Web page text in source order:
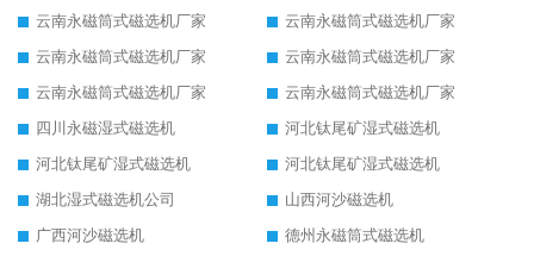
云南永磁筒式磁选机厂家
云南永磁筒式磁选机厂家
云南永磁筒式磁选机厂家
云南永磁筒式磁选机厂家
云南永磁筒式磁选机厂家
云南永磁筒式磁选机厂家
四川永磁湿式磁选机
河北钛尾矿湿式磁选机
河北钛尾矿湿式磁选机
河北钛尾矿湿式磁选机
湖北湿式磁选机公司
山西河沙磁选机
广西河沙磁选机
德州永磁筒式磁选机